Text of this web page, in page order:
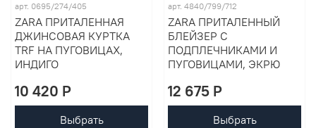
арт. 0695/274/405
ZARA ПРИТАЛЕННАЯ
ДЖИНСОВАЯ КУРТКА
TRF НА ПУГОВИЦАХ,
ИНДИГО
10 420 P
Выбрать
арт. 4840/799/712
ZARA ПРИТАЛЕННЫЙ
БЛЕЙЗЕР С
ПОДПЛЕЧНИКАМИ И
ПУГОВИЦАМИ, ЭКРЮ
12 675 P
Выбрать